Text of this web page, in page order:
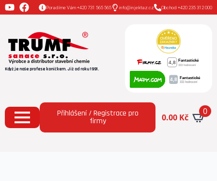
Poradíme Vám +420 731 565 565 info@injektaz.cz Obchod +420 235 312 000
Když je naše profese koníčkem. Již od roku 1991.
Přihlášení / Registrace pro
firmy 0.00 Kč
0